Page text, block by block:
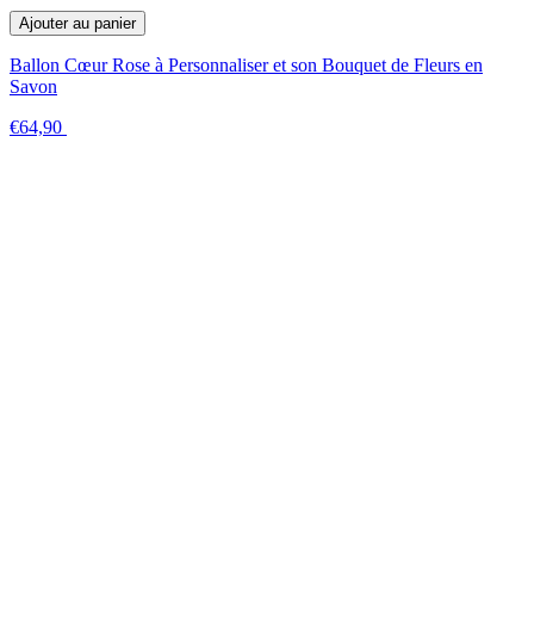
Ajouter au panier
Ballon Cœur Rose à Personnaliser et son Bouquet de Fleurs en
Savon
€64,90